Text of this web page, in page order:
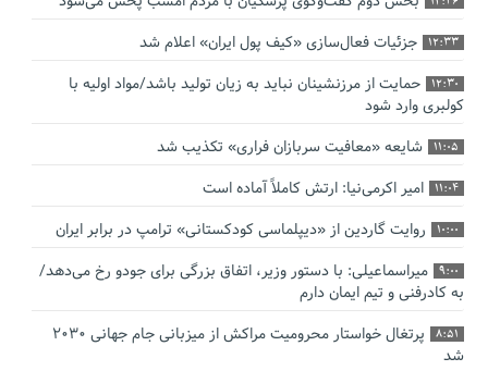
12:33 جزئیات فعال‌سازی «کیف پول ایران» اعلام شد
12:30
حمایت از مرزنشینان نباید به زیان تولید باشد/مواد اولیه با
کولبری وارد شود
11:05 شایعه «معافیت سربازان فراری» تکذیب شد
11:04 امیر اکرمی‌نیا: ارتش کاملاً آماده است
10:00 روایت گاردین از «دیپلماسی کودکستانی» ترامپ در برابر ایران
9:00
میراسماعیلی: با دستور وزیر، اتفاق بزرگی برای جودو رخ می‌دهد/
به کادرفنی و تیم ایمان دارم
8:51
پرتغال خواستار محرومیت مراکش از میزبانی جام جهانی ۲۰۳۰
شد